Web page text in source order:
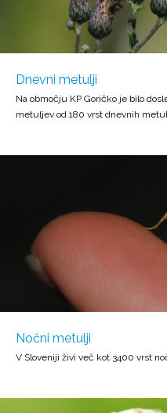
Dnevni metulji
Na območju KP Goričko je bilo
metuljev od 180 vrst dnevnih
Nočni metulji
V Sloveniji živi več kot 3400 vrst